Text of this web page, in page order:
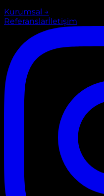
Kurumsal →
Referanslarİletişim